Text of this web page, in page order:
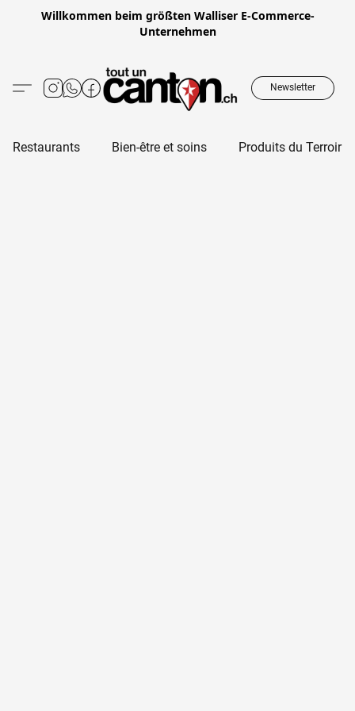
Willkommen beim größten Walliser E-Commerce-
Unternehmen
Newsletter
Restaurants Bien-être et soins Produits du Terroir